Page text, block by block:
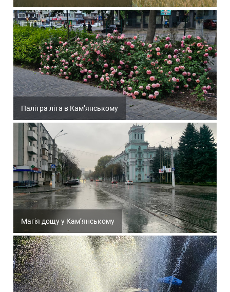
Палітра літа в Кам’янському
Магія дощу у Кам’янському